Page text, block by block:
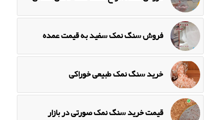
فروش سنگ نمک سفید به قیمت عمده
خرید سنگ نمک طبیعی خوراکی
قیمت خرید سنگ نمک صورتی در بازار